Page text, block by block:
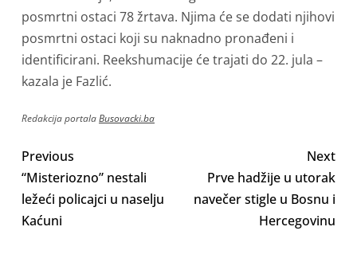
posmrtni ostaci 78 žrtava. Njima će se dodati njihovi
posmrtni ostaci koji su naknadno pronađeni i
identificirani. Reekshumacije će trajati do 22. jula –
kazala je Fazlić.
Redakcija portalaBusovacki.ba
Previous
“Misteriozno” nestali
ležeći policajci u naselju
Kaćuni
Next
Prve hadžije u utorak
navečer stigle u Bosnu i
Hercegovinu